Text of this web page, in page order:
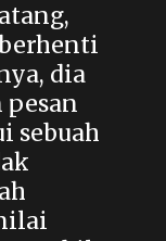
dia
sebuah